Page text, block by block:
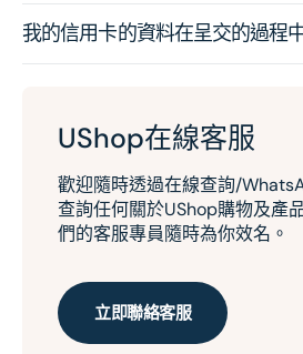
我的信用卡的資料在呈交的過程
UShop在線客服
歡迎隨時透過在線查詢/
查詢任何關於UShop購物及產
們的客服專員隨時為你效名。
立即聯絡客服